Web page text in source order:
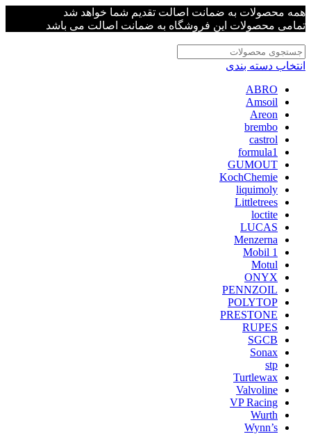
همه محصولات به ضمانت اصالت تقدیم شما خواهد شد
تمامی محصولات این فروشگاه به ضمانت اصالت می باشد
انتخاب دسته بندی
ABRO
Amsoil
Areon
brembo
castrol
formula1
GUMOUT
KochChemie
liquimoly
Littletrees
loctite
LUCAS
Menzerna
Mobil 1
Motul
ONYX
PENNZOIL
POLYTOP
PRESTONE
RUPES
SGCB
Sonax
stp
Turtlewax
Valvoline
VP Racing
Wurth
Wynn’s